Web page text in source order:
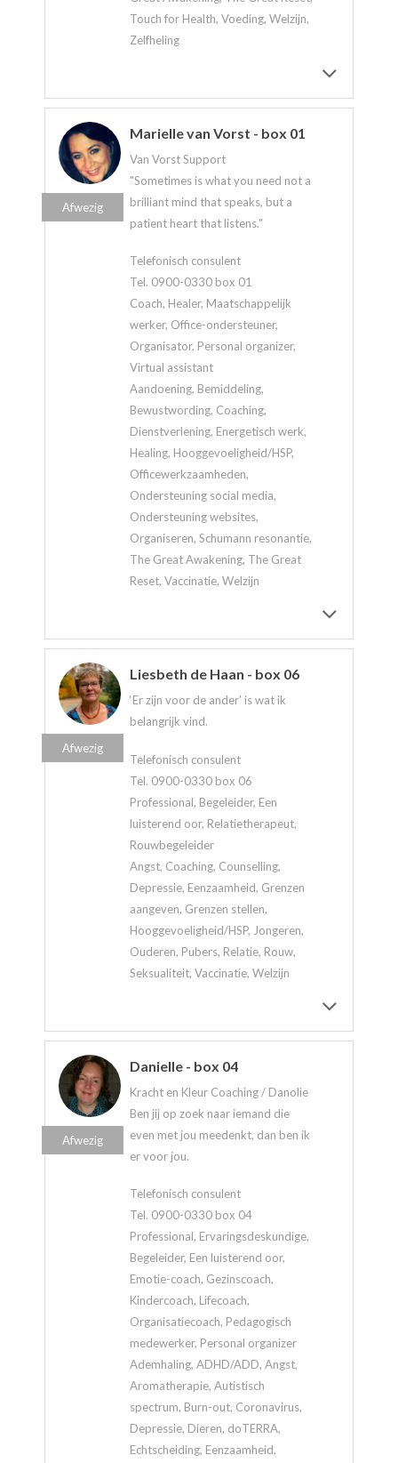
Touch for Health, Voeding, Welzijn,
Zelfheling
Marielle van Vorst - box 01
Van Vorst Support
"Sometimes is what you need not a
brilliant mind that speaks, but a
patient heart that listens."
Telefonisch consulent
Tel. 0900-0330 box 01
Coach, Healer, Maatschappelijk
werker, Office-ondersteuner,
Organisator, Personal organizer,
Virtual assistant
Aandoening, Bemiddeling,
Bewustwording, Coaching,
Dienstverlening, Energetisch werk,
Healing, Hooggevoeligheid/HSP,
Officewerkzaamheden,
Ondersteuning social media,
Ondersteuning websites,
Organiseren, Schumann resonantie,
The Great Awakening, The Great
Reset, Vaccinatie, Welzijn
Afwezig
Liesbeth de Haan - box 06
‘Er zijn voor de ander’ is wat ik
belangrijk vind.
Telefonisch consulent
Tel. 0900-0330 box 06
Professional, Begeleider, Een
luisterend oor, Relatietherapeut,
Rouwbegeleider
Angst, Coaching, Counselling,
Depressie, Eenzaamheid, Grenzen
aangeven, Grenzen stellen,
Hooggevoeligheid/HSP, Jongeren,
Ouderen, Pubers, Relatie, Rouw,
Seksualiteit, Vaccinatie, Welzijn
Afwezig
Danielle - box 04
Kracht en Kleur Coaching / Danolie
Ben jij op zoek naar iemand die
even met jou meedenkt, dan ben ik
er voor jou.
Telefonisch consulent
Tel. 0900-0330 box 04
Professional, Ervaringsdeskundige,
Begeleider, Een luisterend oor,
Emotie-coach, Gezinscoach,
Kindercoach, Lifecoach,
Organisatiecoach, Pedagogisch
medewerker, Personal organizer
Ademhaling, ADHD/ADD, Angst,
Aromatherapie, Autistisch
spectrum, Burn-out, Coronavirus,
Depressie, Dieren, doTERRA,
Echtscheiding, Eenzaamheid,
Afwezig